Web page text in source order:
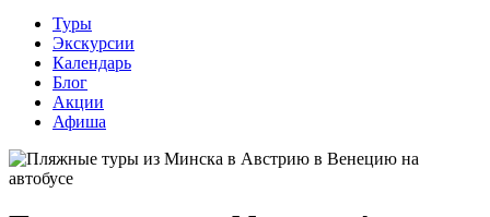
Туры
Экскурсии
Календарь
Блог
Акции
Афиша